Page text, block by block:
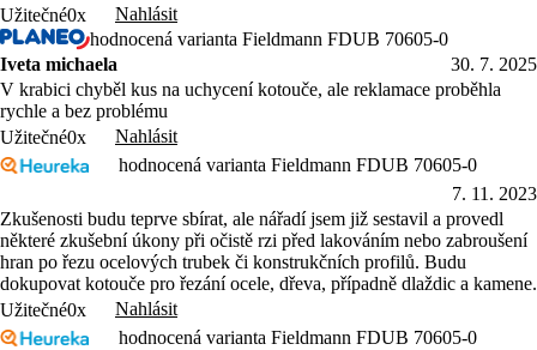
Užitečné0x
Nahlásit
hodnocená varianta Fieldmann FDUB 70605-0
Iveta michaela
30. 7. 2025
V krabici chyběl kus na uchycení kotouče, ale reklamace proběhla
rychle a bez problému
Užitečné0x
Nahlásit
hodnocená varianta Fieldmann FDUB 70605-0
7. 11. 2023
Zkušenosti budu teprve sbírat, ale nářadí jsem již sestavil a provedl
některé zkušební úkony při očistě rzi před lakováním nebo zabroušení
hran po řezu ocelových trubek či konstrukčních profilů. Budu
dokupovat kotouče pro řezání ocele, dřeva, případně dlaždic a kamene.
Užitečné0x
Nahlásit
hodnocená varianta Fieldmann FDUB 70605-0